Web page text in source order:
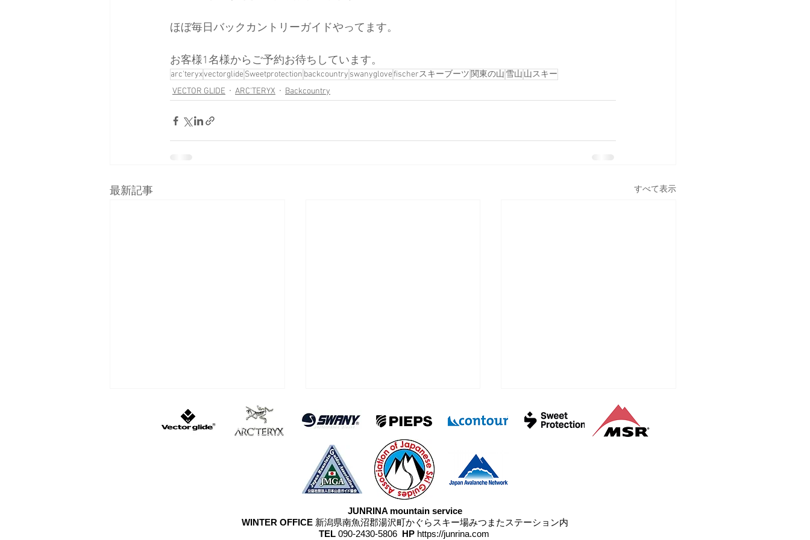
ほぼ毎日バックカントリーガイドやってます。
お客様1名様からご予約お待ちしています。
arc'teryxvectorglideSweetprotection backcountry swanyglovefischerスキーブーツ 関東の山 雪山 山スキー
VECTOR GLIDE
ARC'TERYX Backcountry
最新記事 すべて表示
雨が降らなかった四阿山
JUNRINA mountain service
WINTER OFFICE 新潟県南魚沼郡湯沢町かぐらスキー場みつまたステーション内
TEL 090-2430-5806 HP https://junrina.com